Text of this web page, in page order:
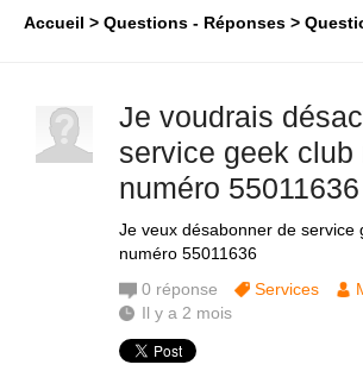
Accueil Questions - Réponses
Je voudrais
service geek club
numéro 55011636
Je veux désabonner de service
numéro 55011636
0 réponse Services
Il y a 2 mois